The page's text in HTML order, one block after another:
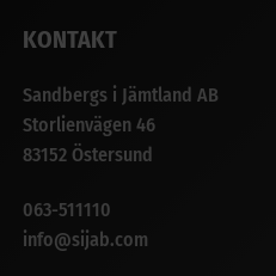
KONTAKT
Sandbergs i Jämtland AB
Storlienvägen 46
83152 Östersund
063-511110
info@sijab.com